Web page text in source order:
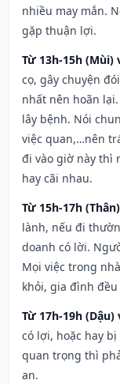
nhiều may mắn.
gặp thuận lợi.
Từ 13h-15h (Mùi)
cọ, gây chuyện
nhất nên hoãn
lây bệnh. Nói
việc quan,…nên
đi vào giờ này thì
hay cãi nhau.
Từ 15h-17h
lành, nếu đi
doanh có lời.
Mọi việc trong
khỏi, gia đình
Từ 17h-19h
có lợi, hoặc hay
quan trọng thì
an.